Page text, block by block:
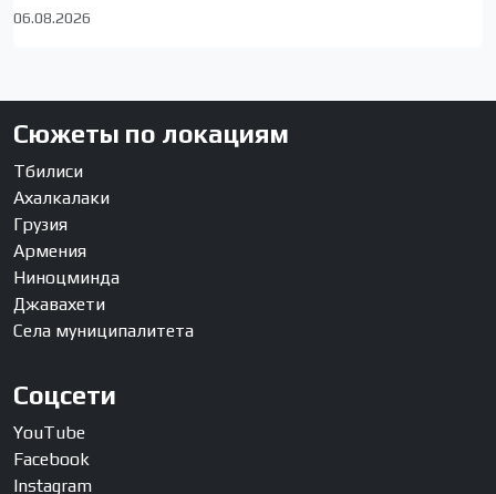
06.08.2026
Сюжеты по локациям
Тбилиси
Ахалкалаки
Грузия
Армения
Ниноцминда
Джавахети
Села муниципалитета
Соцсети
YouTube
Facebook
Instagram